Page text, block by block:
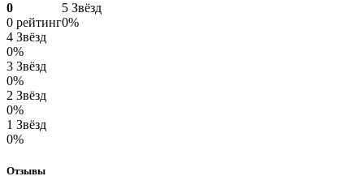
0
0 рейтинг
5 Звёзд
0%
4 Звёзд
0%
3 Звёзд
0%
2 Звёзд
0%
1 Звёзд
0%
Отзывы